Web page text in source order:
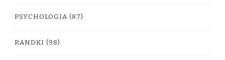
PSYCHOLOGIA (87)
RANDKI (98)